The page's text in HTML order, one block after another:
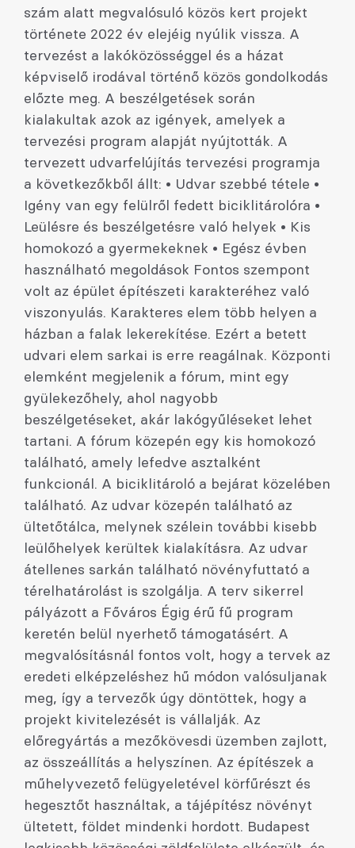
szám alatt megvalósuló közös kert projekt
története 2022 év elejéig nyúlik vissza. A
tervezést a lakóközösséggel és a házat
képviselő irodával történő közös gondolkodás
előzte meg. A beszélgetések során
kialakultak azok az igények, amelyek a
tervezési program alapját nyújtották. A
tervezett udvarfelújítás tervezési programja
a következőkből állt: • Udvar szebbé tétele •
Igény van egy felülről fedett biciklitárolóra •
Leülésre és beszélgetésre való helyek • Kis
homokozó a gyermekeknek • Egész évben
használható megoldások Fontos szempont
volt az épület építészeti karakteréhez való
viszonyulás. Karakteres elem több helyen a
házban a falak lekerekítése. Ezért a betett
udvari elem sarkai is erre reagálnak. Központi
elemként megjelenik a fórum, mint egy
gyülekezőhely, ahol nagyobb
beszélgetéseket, akár lakógyűléseket lehet
tartani. A fórum közepén egy kis homokozó
található, amely lefedve asztalként
funkcionál. A biciklitároló a bejárat közelében
található. Az udvar közepén található az
ültetőtálca, melynek szélein további kisebb
leülőhelyek kerültek kialakításra. Az udvar
átellenes sarkán található növényfuttató a
térelhatárolást is szolgálja. A terv sikerrel
pályázott a Főváros Égig érű fű program
keretén belül nyerhető támogatásért. A
megvalósításnál fontos volt, hogy a tervek az
eredeti elképzeléshez hű módon valósuljanak
meg, így a tervezők úgy döntöttek, hogy a
projekt kivitelezését is vállalják. Az
előregyártás a mezőkövesdi üzemben zajlott,
az összeállítás a helyszínen. Az építészek a
műhelyvezető felügyeletével körfűrészt és
hegesztőt használtak, a tájépítész növényt
ültetett, földet mindenki hordott. Budapest